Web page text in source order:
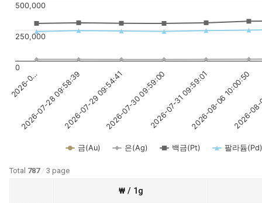
금(Au) 은(Ag) 백금(Pt) 팔라듐(Pd)
2026-0…
2026-07-28 09:58:392026-07-29 09:54:412026-07-30 09:59:002026-07-31 09:59:012026-08-06 10:00:50
2026-
0
250,000
500,000
Total 787 / 3 page
₩ / 1g